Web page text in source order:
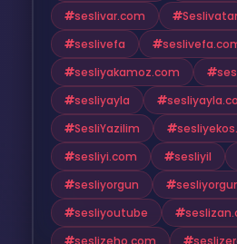
seslivar.com
seslivefa
sesliyakamoz.com
sesliyayla
SesliYazilim
sesliyi.com
sesliyil
sesliyorgun
sesliyoutube
seslizeho.com